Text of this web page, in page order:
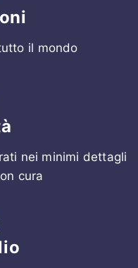
il mondo
nei minimi dettagli
cura